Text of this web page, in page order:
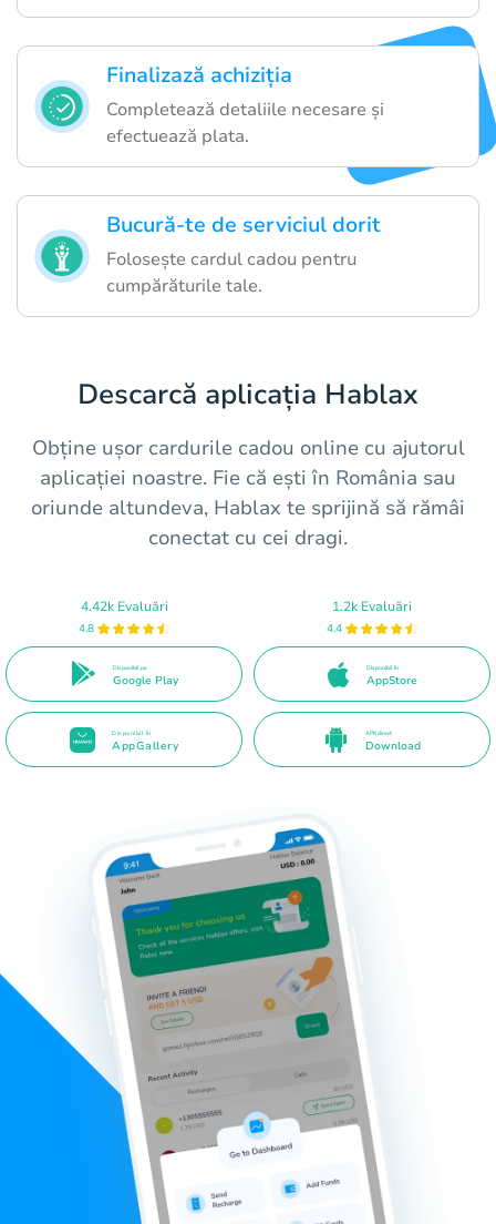
Finalizază achiziția
Completează detaliile necesare și
efectuează plata.
Bucură-te de serviciul dorit
Folosește cardul cadou pentru
cumpărăturile tale.
Descarcă aplicația Hablax
Obține ușor cardurile cadou online cu ajutorul
aplicației noastre. Fie că ești în România sau
oriunde altundeva, Hablax te sprijină să rămâi
conectat cu cei dragi.
4.42k Evaluări
4.8
Disponibil pe
Google Play
1.2k Evaluări
4.4
Disponibil în
AppStore
Disponibil în
AppGallery
APK direct
Download